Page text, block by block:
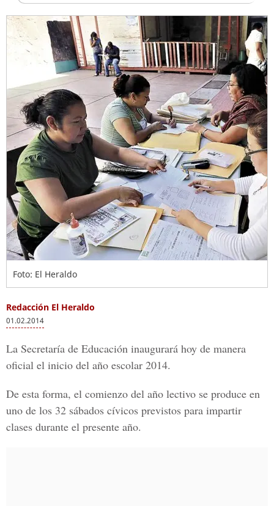
Foto: El Heraldo
Redacción El Heraldo
01.02.2014
La Secretaría de Educación inaugurará hoy de manera
oficial el inicio del año escolar 2014.
De esta forma, el comienzo del año lectivo se produce en
uno de los 32 sábados cívicos previstos para impartir
clases durante el presente año.